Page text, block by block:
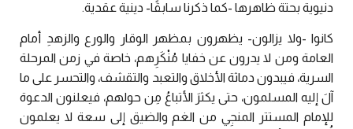
دنيوية بحتة ظاهرها -كما ذكرنا سابقًا- دينية عقدية.
كانوا -ولا يزالون- يظهرون بمظهر الوقار والورع والزهدِ أمام
العامة ومن لا يدرون عن خفايا مُنْكَرِهم، خاصة في زمن المرحلة
السرية، فيبدون دماثة الأخلاق والتعبد والتقشف، والتحسر على ما
آلَ إليه المسلمون، حتى يكثرَ الأتباعُ مِن حولهم، فيعلنون الدعوة
للإمام المستتر المنجِي من الغم والضيق إلى سعة لا يعلمون